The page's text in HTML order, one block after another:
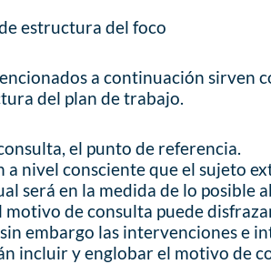
estructura del foco
a continuación sirven
del plan de trabajo.
el punto de referencia.
a nivel consciente que el sujeto
será en la medida de lo posible
motivo de consulta puede
embargo las intervenciones e
incluir y englobar el motivo de